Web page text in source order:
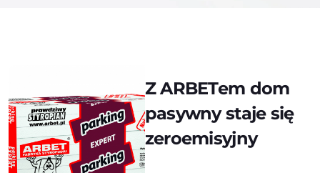
Z ARBETem dom
pasywny staje się
zeroemisyjny